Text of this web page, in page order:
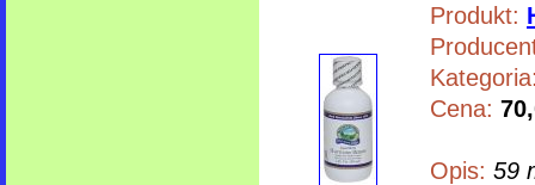
Produkt:
Cena:
Opis: 59